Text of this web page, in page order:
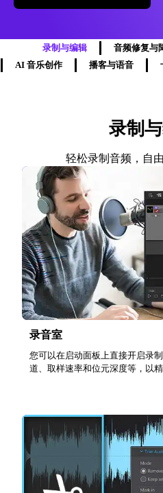
录制与编辑 音频修复与
AI 音乐创作
播客与语音
录制
轻松录制音频，自
录音室
您可以在启动面板上直接开启录
道、取样速率和位元深度等，以